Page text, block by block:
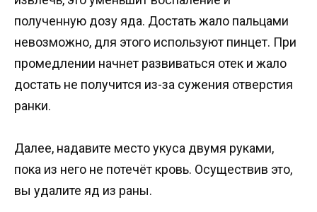
полученную дозу яда. Достать жало пальцами
невозможно, для этого используют пинцет. При
промедлении начнет развиваться отек и жало
достать не получится из-за сужения отверстия
ранки.
Далее, надавите место укуса двумя руками,
пока из него не потечёт кровь. Осуществив это,
вы удалите яд из раны.